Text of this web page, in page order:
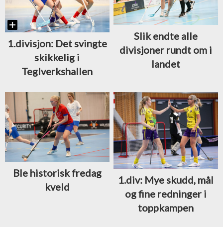
1.divisjon: Det svingte
skikkelig i
Teglverkshallen
Slik endte alle
divisjoner rundt om i
landet
Ble historisk fredag
kveld
1.div: Mye skudd, mål
og fine redninger i
toppkampen